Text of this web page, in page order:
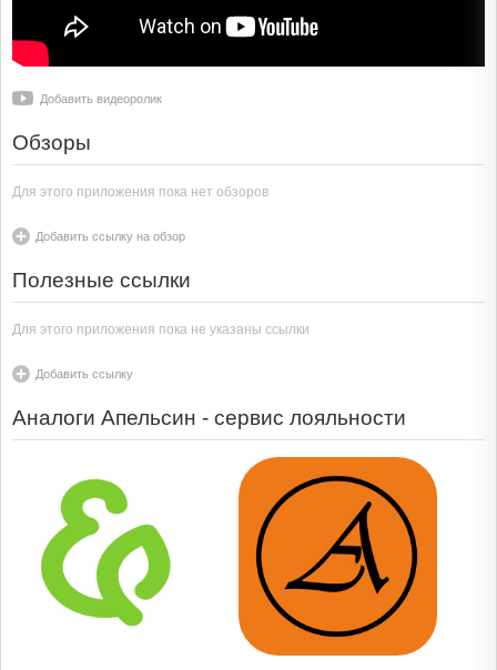
Добавить видеоролик
Обзоры
Для этого приложения пока нет обзоров
Добавить ссылку на обзор
Полезные ссылки
Для этого приложения пока не указаны ссылки
Добавить ссылку
Аналоги Апельсин - сервис лояльности